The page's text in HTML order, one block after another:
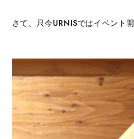
さて、只今URNISではイベント